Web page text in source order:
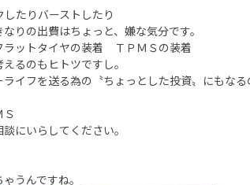
したりバーストしたり
りの出費はちょっと、嫌な気分です。
ラットタイヤの装着 ＴＰＭＳの装着
るのもヒトツですし。
イフを送る為の〝ちょっとした投資〟にもな
にいらしてください。
うんですね。